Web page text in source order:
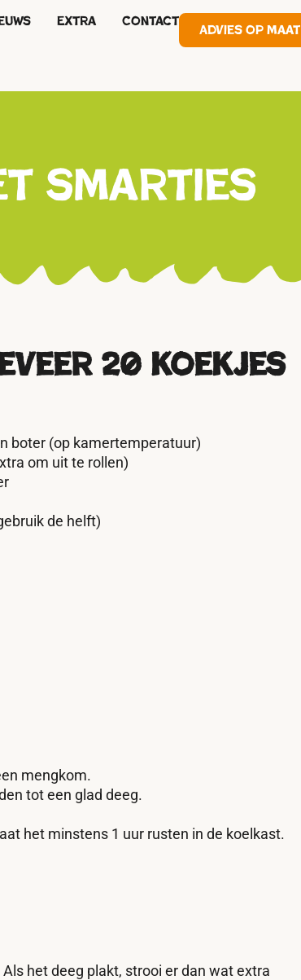
Extra Contact
Advies op maat
smarties
20 koekjes
boter (op kamertemperatuur)
om uit te rollen)
de helft)
mengkom.
tot een glad deeg.
het minstens 1 uur rusten in de koelkast.
het deeg plakt, strooi er dan wat extra